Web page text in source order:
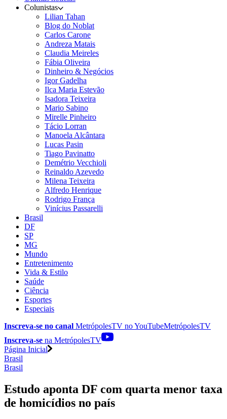
Colunistas
Lilian Tahan
Blog do Noblat
Carlos Carone
Andreza Matais
Claudia Meireles
Fábia Oliveira
Dinheiro & Negócios
Igor Gadelha
Ilca Maria Estevão
Isadora Teixeira
Mario Sabino
Mirelle Pinheiro
Tácio Lorran
Manoela Alcântara
Lucas Pasin
Tiago Pavinatto
Demétrio Vecchioli
Reinaldo Azevedo
Milena Teixeira
Alfredo Henrique
Rodrigo França
Vinícius Passarelli
Brasil
DF
SP
MG
Mundo
Entretenimento
Vida & Estilo
Saúde
Ciência
Esportes
Especiais
Inscreva-se no canal MetrópolesTV noYouTubeMetrópolesTV
Inscreva-se na MetrópolesTV
Página Inicial
Brasil
Brasil
Estudo aponta DF com quarta menor taxa
de homicídios no país